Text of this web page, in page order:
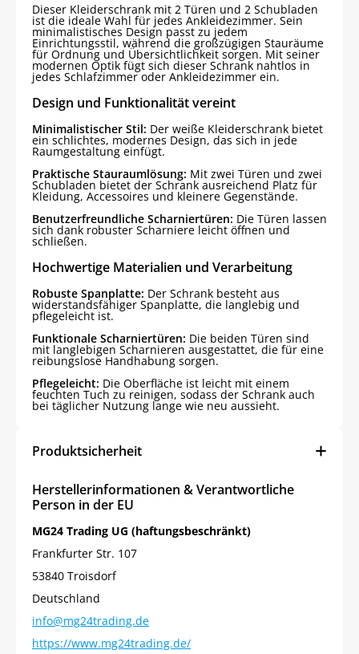
Dieser Kleiderschrank mit 2 Türen und 2 Schubladen
ist die ideale Wahl für jedes Ankleidezimmer. Sein
minimalistisches Design passt zu jedem
Einrichtungsstil, während die großzügigen Stauräume
für Ordnung und Übersichtlichkeit sorgen. Mit seiner
modernen Optik fügt sich dieser Schrank nahtlos in
jedes Schlafzimmer oder Ankleidezimmer ein.
Design und Funktionalität vereint
Minimalistischer Stil: Der weiße Kleiderschrank bietet
ein schlichtes, modernes Design, das sich in jede
Raumgestaltung einfügt.
Praktische Stauraumlösung: Mit zwei Türen und zwei
Schubladen bietet der Schrank ausreichend Platz für
Kleidung, Accessoires und kleinere Gegenstände.
Benutzerfreundliche Scharniertüren: Die Türen lassen
sich dank robuster Scharniere leicht öffnen und
schließen.
Hochwertige Materialien und Verarbeitung
Robuste Spanplatte: Der Schrank besteht aus
widerstandsfähiger Spanplatte, die langlebig und
pflegeleicht ist.
Funktionale Scharniertüren: Die beiden Türen sind
mit langlebigen Scharnieren ausgestattet, die für eine
reibungslose Handhabung sorgen.
Pflegeleicht: Die Oberfläche ist leicht mit einem
feuchten Tuch zu reinigen, sodass der Schrank auch
bei täglicher Nutzung lange wie neu aussieht.
Produktsicherheit
Herstellerinformationen & Verantwortliche
Person in der EU
MG24 Trading UG (haftungsbeschränkt)
Frankfurter Str. 107
53840 Troisdorf
Deutschland
info@mg24trading.de
https://www.mg24trading.de/